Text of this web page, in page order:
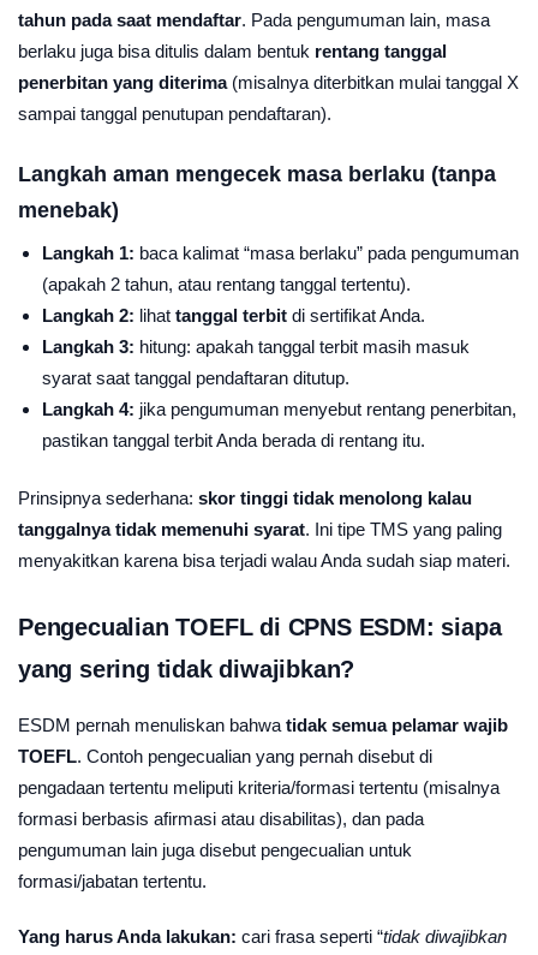
tahun pada saat mendaftar. Pada pengumuman lain, masa
berlaku juga bisa ditulis dalam bentuk rentang tanggal
penerbitan yang diterima(misalnya diterbitkan mulai tanggal X
sampai tanggal penutupan pendaftaran).
Langkah aman mengecek masa berlaku (tanpa
menebak)
Langkah 1: baca kalimat “masa berlaku” pada pengumuman
(apakah 2 tahun, atau rentang tanggal tertentu).
Langkah 2: lihat tanggal terbit di sertifikat Anda.
Langkah 3: hitung: apakah tanggal terbit masih masuk
syarat saat tanggal pendaftaran ditutup.
Langkah 4: jika pengumuman menyebut rentang penerbitan,
pastikan tanggal terbit Anda berada di rentang itu.
Prinsipnya sederhana: skor tinggi tidak menolong kalau
tanggalnya tidak memenuhi syarat. Ini tipe TMS yang paling
menyakitkan karena bisa terjadi walau Anda sudah siap materi.
Pengecualian TOEFL di CPNS ESDM: siapa
yang sering tidak diwajibkan?
ESDM pernah menuliskan bahwatidak semua pelamar wajib
TOEFL. Contoh pengecualian yang pernah disebut di
pengadaan tertentu meliputi kriteria/formasi tertentu (misalnya
formasi berbasis afirmasi atau disabilitas), dan pada
pengumuman lain juga disebut pengecualian untuk
formasi/jabatan tertentu.
Yang harus Anda lakukan: cari frasa seperti “tidak diwajibkan